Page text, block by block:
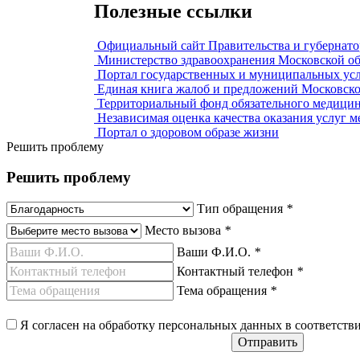
Полезные ссылки
Официальный сайт Правительства и
Министерство здравоохранения Московской
Портал государственных и муниципальных
Единая книга жалоб и предложений
Территориальный фонд обязательного
Независимая оценка качества оказания услуг
Портал о здоровом образе жизни
Решить проблему
Решить проблему
Тип обращения *
Место вызова *
Ваши Ф.И.О. *
Контактный телефон *
Тема обращения *
Я согласен на обработку персональных данных в